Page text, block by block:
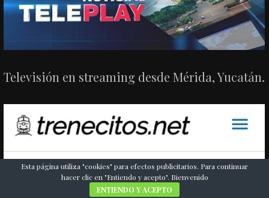
Televisión en streaming desde Mérida, Yucatán.
Esta página utiliza "cookies" para efectos publicitarios. Para continuar
hacer clic en "Entiendo y acepto". Bienvenido
ENTIENDO Y ACEPTO